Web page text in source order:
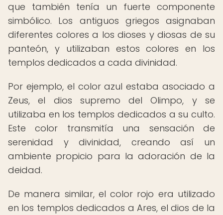
que también tenía un fuerte componente
simbólico. Los antiguos griegos asignaban
diferentes colores a los dioses y diosas de su
panteón, y utilizaban estos colores en los
templos dedicados a cada divinidad.
Por ejemplo, el color azul estaba asociado a
Zeus, el dios supremo del Olimpo, y se
utilizaba en los templos dedicados a su culto.
Este color transmitía una sensación de
serenidad y divinidad, creando así un
ambiente propicio para la adoración de la
deidad.
De manera similar, el color rojo era utilizado
en los templos dedicados a Ares, el dios de la